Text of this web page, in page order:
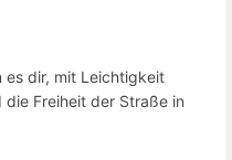
es dir, mit Leichtigkeit
Freiheit der Straße in